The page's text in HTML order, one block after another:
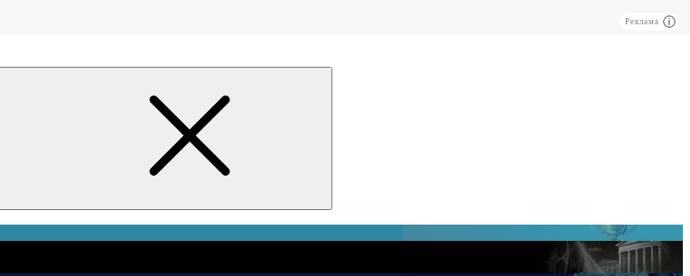
Реклама